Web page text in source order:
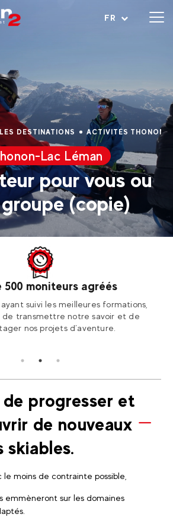
FR
Ouvrir le menu
DESTINATIONS ACTIVITÉS THONON-
Lac Léman
pour vous ou
(copie)
500 moniteurs agréés
suivi les meilleures formations,
de transmettre notre savoir et de
nos projets d’aventure.
de progresser et
de nouveaux
skiables.
moins de contrainte possible,
emmèneront sur les domaines